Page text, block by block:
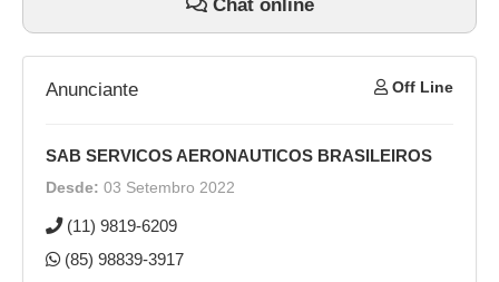
Chat online
Anunciante Off Line
SAB SERVICOS AERONAUTICOS BRASILEIROS
Desde: 03 Setembro 2022
(11) 9819-6209
(85) 98839-3917